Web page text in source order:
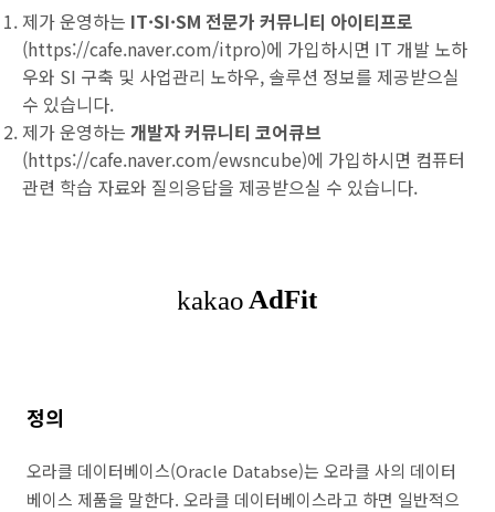
제가 운영하는 IT·SI·SM 전문가 커뮤니티 아이티프로
(https://cafe.naver.com/itpro)에 가입하시면 IT 개발 노하
우와 SI 구축 및 사업관리 노하우, 솔루션 정보를 제공받으실
수 있습니다.
제가 운영하는 개발자 커뮤니티 코어큐브
(https://cafe.naver.com/ewsncube)에 가입하시면 컴퓨터
관련 학습 자료와 질의응답을 제공받으실 수 있습니다.
정의
오라클 데이터베이스(Oracle Databse)는 오라클 사의 데이터
베이스 제품을 말한다. 오라클 데이터베이스라고 하면 일반적으